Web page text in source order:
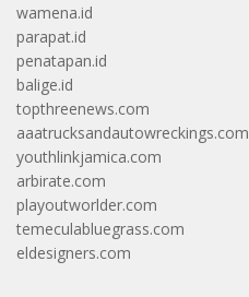
wamena.id
parapat.id
penatapan.id
balige.id
topthreenews.com
aaatrucksandautowreckings.com
youthlinkjamica.com
arbirate.com
playoutworlder.com
temeculabluegrass.com
eldesigners.com